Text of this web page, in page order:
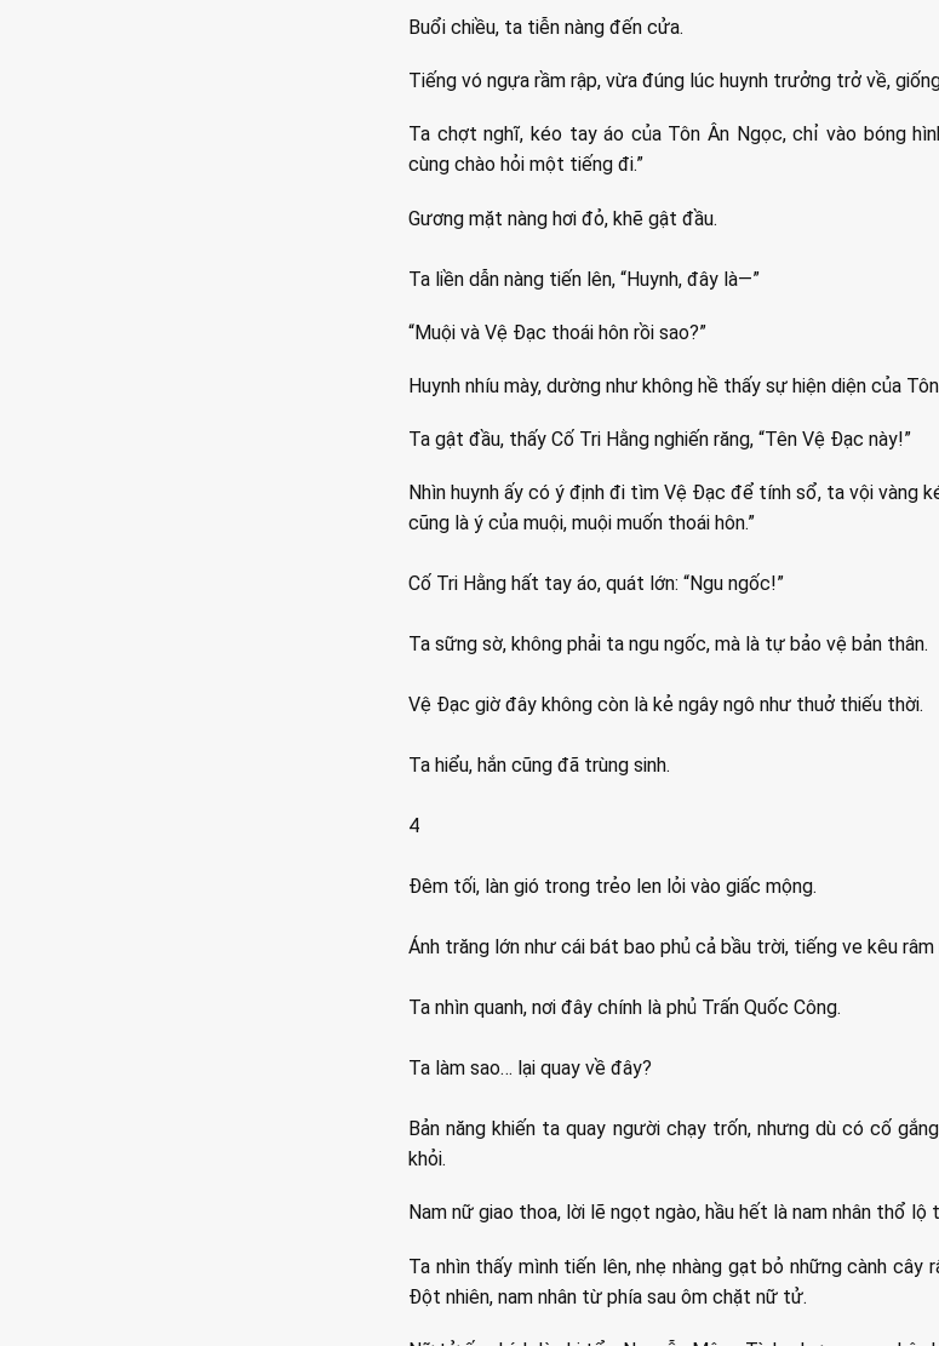
Buổi chiều, ta tiễn nàng đến cửa.
Tiếng vó ngựa rầm rập, vừa đúng lúc huynh trưởng trở về,
Ta chợt nghĩ, kéo tay áo của Tôn Ân Ngọc, chỉ vào bóng
cùng chào hỏi một tiếng đi.”
Gương mặt nàng hơi đỏ, khẽ gật đầu.
Ta liền dẫn nàng tiến lên, “Huynh, đây là—”
“Muội và Vệ Đạc thoái hôn rồi sao?”
Huynh nhíu mày, dường như không hề thấy sự hiện diện của
Ta gật đầu, thấy Cố Tri Hằng nghiến răng, “Tên Vệ Đạc này!”
Nhìn huynh ấy có ý định đi tìm Vệ Đạc để tính sổ, ta vội vàng
cũng là ý của muội, muội muốn thoái hôn.”
Cố Tri Hằng hất tay áo, quát lớn: “Ngu ngốc!”
Ta sững sờ, không phải ta ngu ngốc, mà là tự bảo vệ bản thân.
Vệ Đạc giờ đây không còn là kẻ ngây ngô như thuở thiếu thời.
Ta hiểu, hắn cũng đã trùng sinh.
4
Đêm tối, làn gió trong trẻo len lỏi vào giấc mộng.
Ánh trăng lớn như cái bát bao phủ cả bầu trời, tiếng ve kêu râm
Ta nhìn quanh, nơi đây chính là phủ Trấn Quốc Công.
Ta làm sao… lại quay về đây?
Bản năng khiến ta quay người chạy trốn, nhưng dù có cố
khỏi.
Nam nữ giao thoa, lời lẽ ngọt ngào, hầu hết là nam nhân thổ lộ
Ta nhìn thấy mình tiến lên, nhẹ nhàng gạt bỏ những cành cây
Đột nhiên, nam nhân từ phía sau ôm chặt nữ tử.